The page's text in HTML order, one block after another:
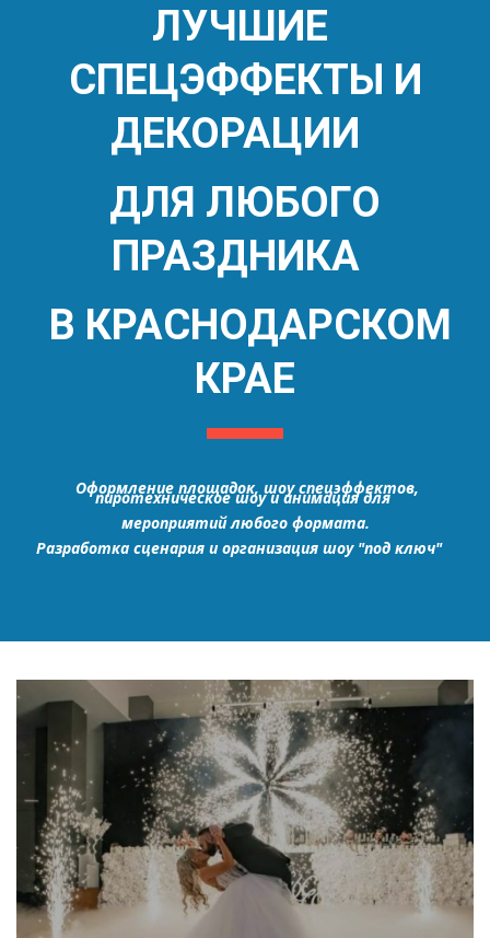
ЛУЧШИЕ
СПЕЦЭФФЕКТЫ И
ДЕКОРАЦИИ
ДЛЯ ЛЮБОГО
ПРАЗДНИКА
В КРАСНОДАРСКОМ
КРАЕ
Оформление площадок, шоу спецэффектов,
пиротехническое шоу и анимация для
мероприятий любого формата.
Разработка сценария и организация шоу "под ключ"